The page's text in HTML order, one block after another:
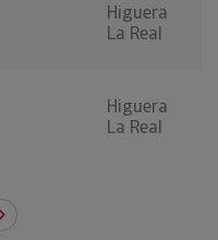
Higuera
La Real
Higuera
La Real